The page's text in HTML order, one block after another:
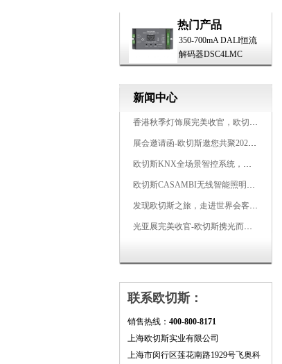
热门产品
350-700mA DALI恒流
解码器DSC4LMC
新闻中心
香港秋季灯饰展完美收官，欧切斯智能调光大放异彩
展会邀请函-欧切斯邀您共聚2025香港国际秋季灯饰展
欧切斯KNX全场景智控系统，创造无限美好智慧生活
欧切斯CASAMBI无线智能照明系统，让无线更无限
发现欧切斯之旅，走进世界会客厅，邂逅灯光与建筑的浪漫交响
光亚展完美收官-欧切斯携光而来，载誉而归！共鉴高光时刻
联系欧切斯：
销售热线： 400-800-8171
上海欧切斯实业有限公司
上海市闵行区莲花南路1929号飞奥科